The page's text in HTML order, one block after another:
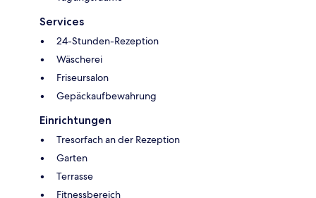
Services
24-Stunden-Rezeption
Wäscherei
Friseursalon
Gepäckaufbewahrung
Einrichtungen
Tresorfach an der Rezeption
Garten
Terrasse
Fitnessbereich